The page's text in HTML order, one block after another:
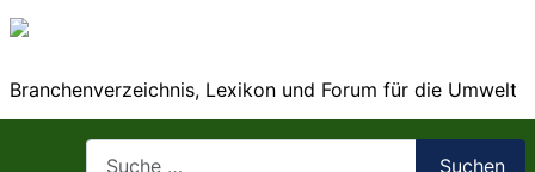
Branchenverzeichnis, Lexikon und Forum für die Umwelt
Suchen